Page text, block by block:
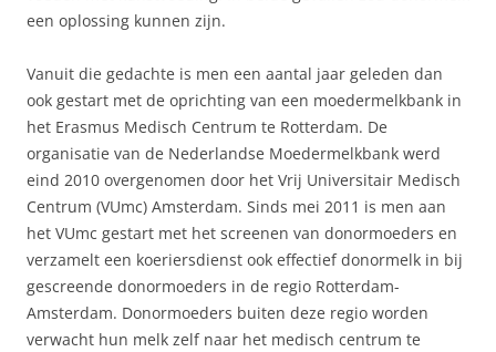
een oplossing kunnen zijn.
Vanuit die gedachte is men een aantal jaar geleden dan
ook gestart met de oprichting van een moedermelkbank in
het Erasmus Medisch Centrum te Rotterdam. De
organisatie van de Nederlandse Moedermelkbank werd
eind 2010 overgenomen door het Vrij Universitair Medisch
Centrum (VUmc) Amsterdam. Sinds mei 2011 is men aan
het VUmc gestart met het screenen van donormoeders en
verzamelt een koeriersdienst ook effectief donormelk in bij
gescreende donormoeders in de regio Rotterdam-
Amsterdam. Donormoeders buiten deze regio worden
verwacht hun melk zelf naar het medisch centrum te